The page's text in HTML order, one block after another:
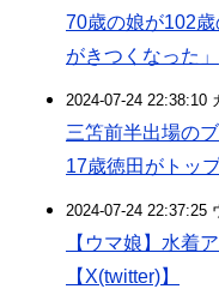
70歳の娘が102
がきつくなった」
2024-07-24 22:38:10
三笘前半出場の
17歳徳田がトッ
2024-07-24 22:37:25
【ウマ娘】水着
【X(twitter)】